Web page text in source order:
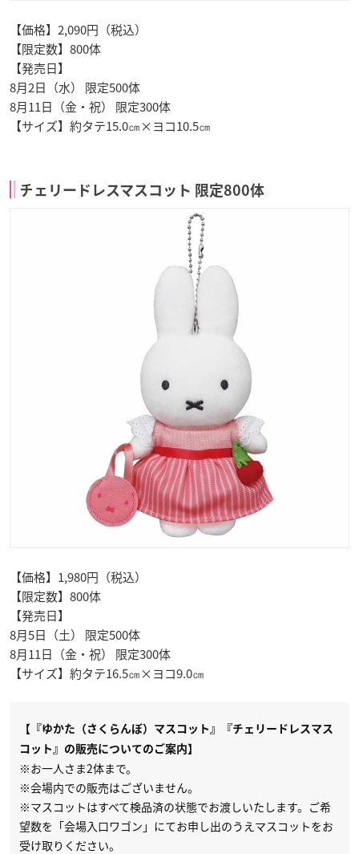
【価格】2,090円（税込）
【限定数】800体
【発売日】
8月2日（水） 限定500体
8月11日（金・祝） 限定300体
【サイズ】約タテ15.0㎝×ヨコ10.5㎝
チェリードレスマスコット 限定800体
【価格】1,980円（税込）
【限定数】800体
【発売日】
8月5日（土） 限定500体
8月11日（金・祝） 限定300体
【サイズ】約タテ16.5㎝×ヨコ9.0㎝
【『ゆかた（さくらんぼ）マスコット』『チェリードレスマス
コット』の販売についてのご案内】
※お一人さま2体まで。
※会場内での販売はございません。
※マスコットはすべて検品済の状態でお渡しいたします。ご希
望数を「会場入口ワゴン」にてお申し出のうえマスコットをお
受け取りください。